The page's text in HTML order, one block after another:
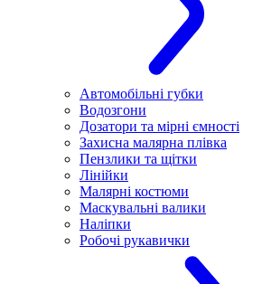
Автомобільні губки
Водозгони
Дозатори та мірні ємності
Захисна малярна плівка
Пензлики та щітки
Лінійки
Малярні костюми
Маскувальні валики
Наліпки
Робочі рукавички